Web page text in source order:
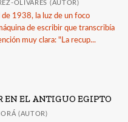
OLIVARES (AUTOR)
de 1938, la luz de un foco
de escribir que transcribía
muy clara: "La recup...
EN EL ANTIGUO EGIPTO
(AUTOR)